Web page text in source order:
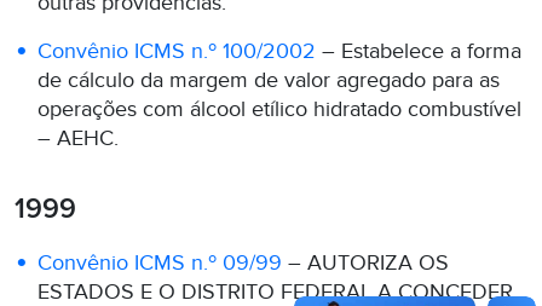
Convênio ICMS n.º 100/2002 – Estabelece a forma
de cálculo da margem de valor agregado para as
operações com álcool etílico hidratado combustível
– AEHC.
1999
Convênio ICMS n.º 09/99 – AUTORIZA OS
ESTADOS E O DISTRITO FEDERAL A CONCEDER